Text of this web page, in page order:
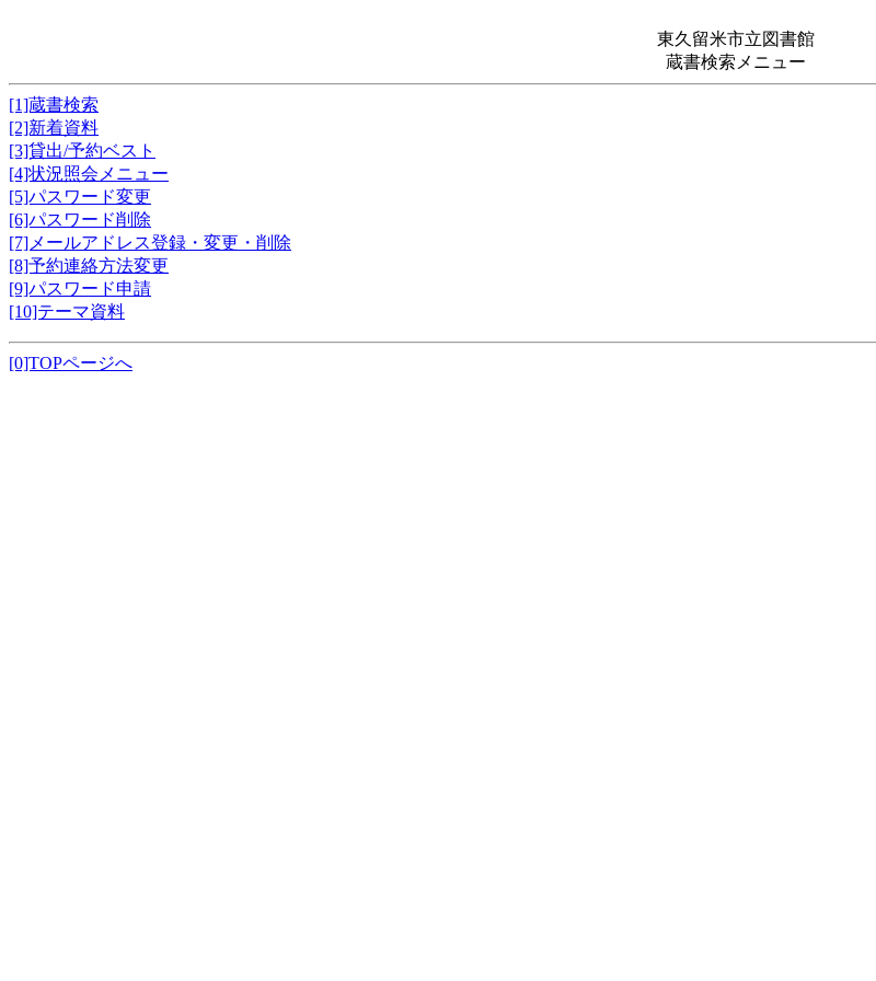
東久留米市立図書館
蔵書検索メニュー
[1]蔵書検索
[2]新着資料
[3]貸出/予約ベスト
[4]状況照会メニュー
[5]パスワード変更
[6]パスワード削除
[7]メールアドレス登録・変更・削除
[8]予約連絡方法変更
[9]パスワード申請
[10]テーマ資料
[0]TOPページへ